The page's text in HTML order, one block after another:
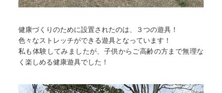
健康づくりのために設置されたのは、３つの遊具！
色々なストレッチができる遊具となっています！
私も体験してみましたが、子供からご高齢の方まで無理な
く楽しめる健康遊具でした！